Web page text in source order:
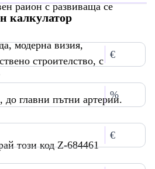
район с развиваща се
модерна визия,
строителство, с
до главни пътни артерии.
този код Z-684461
калкулатор
€
%
€